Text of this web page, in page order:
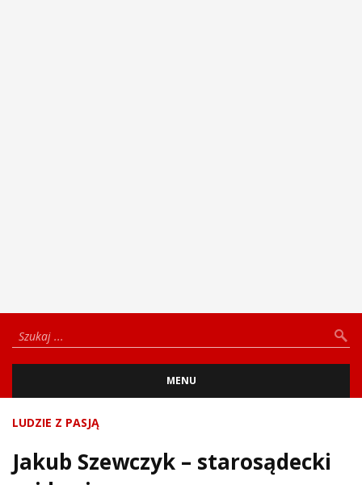
MENU
LUDZIE Z PASJĄ
Jakub Szewczyk – starosądecki